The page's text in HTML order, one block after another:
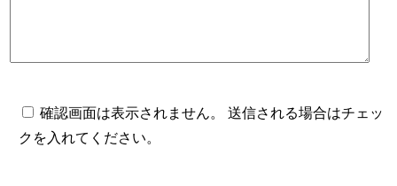
確認画面は表示されません。 送信される場合はチェッ
クを入れてください。